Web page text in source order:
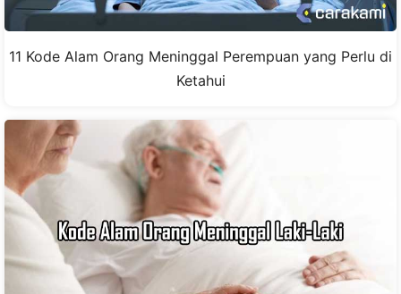
11 Kode Alam Orang Meninggal Perempuan yang Perlu di
Ketahui